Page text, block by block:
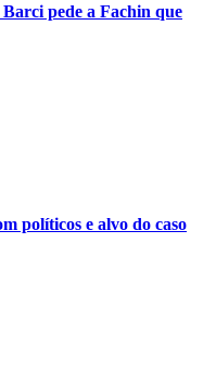
pede a Fachin que
políticos e alvo do caso